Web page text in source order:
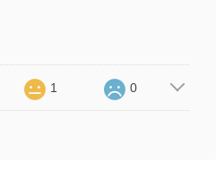
1 0